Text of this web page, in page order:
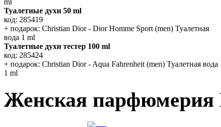
ml
Туалетные духи 50 ml
код: 285419
+ подарок: Christian Dior - Dior Homme Sport (men) Туалетная
вода 1 ml
Туалетные духи тестер 100 ml
код: 285424
+ подарок: Christian Dior - Aqua Fahrenheit (men) Туалетная вода
1 ml
Женская парфюмерия